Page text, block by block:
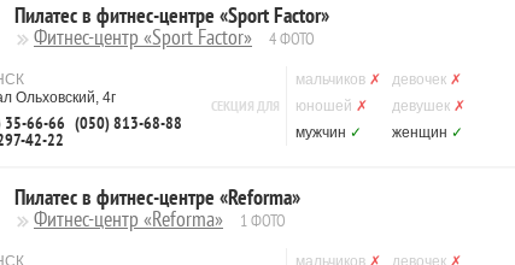
Пилатес в фитнес-центре «Sport Factor»
Фитнес-центр «Sport Factor» 4 ФОТО
Ольховский, 4г
35-66-66 (050) 813-68-88
42-22
СЕКЦИЯ ДЛЯ
мальчиков ✗ девочек ✗
юношей ✗ девушек ✗
мужчин ✓ женщин ✓
Пилатес в фитнес-центре «Reforma»
Фитнес-центр «Reforma» 1 ФОТО
мальчиков ✗ девочек ✗